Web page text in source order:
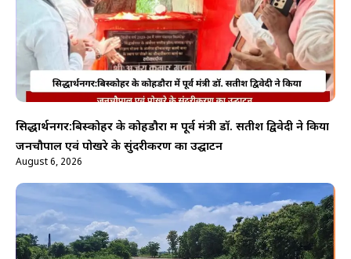
सिद्धार्थनगर:बिस्कोहर के कोहडौरा में पूर्व मंत्री डॉ. सतीश द्विवेदी ने किया
जनचौपाल एवं पोखरे के सुंदरीकरण का उद्घाटन
August 6, 2026